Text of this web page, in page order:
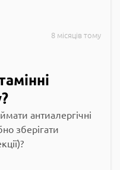
8 місяців тому
антиалергічні
зберігати